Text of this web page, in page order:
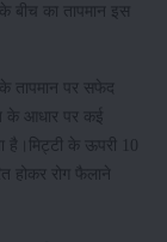
बीच का तापमान इस
तापमान पर सफेद
के आधार पर कई
है।मिट्टी के ऊपरी 10
होकर रोग फैलाने